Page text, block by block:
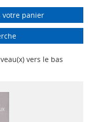
votre panier
vers le bas